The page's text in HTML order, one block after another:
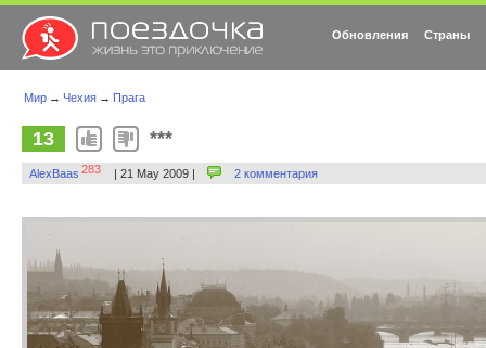
Обновления Страны
Мир → Чехия → Прага
13 ***
AlexBaas 283 | 21 May 2009 | 2 комментария